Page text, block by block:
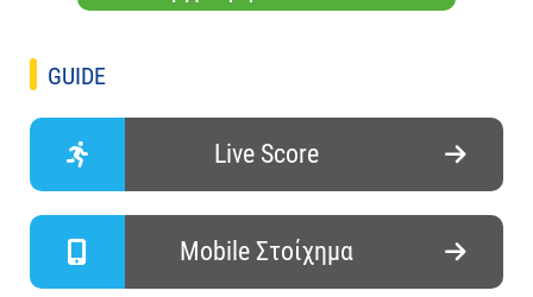
GUIDE
Live Score
Mobile Στοίχημα